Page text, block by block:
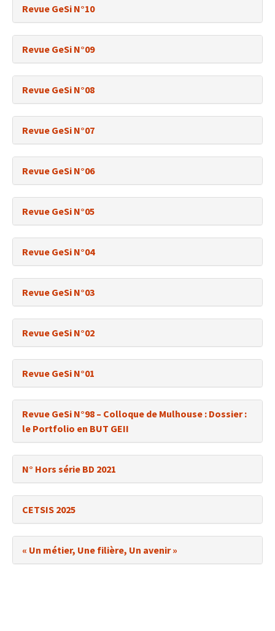
Revue GeSi N°10
Revue GeSi N°09
Revue GeSi N°08
Revue GeSi N°07
Revue GeSi N°06
Revue GeSi N°05
Revue GeSi N°04
Revue GeSi N°03
Revue GeSi N°02
Revue GeSi N°01
Revue GeSi N°98 – Colloque de Mulhouse : Dossier :
le Portfolio en BUT GEII
N° Hors série BD 2021
CETSIS 2025
« Un métier, Une filière, Un avenir »